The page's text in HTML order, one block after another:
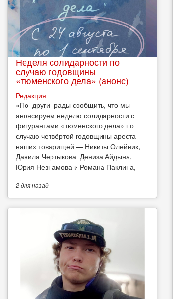
Неделя солидарности по
случаю годовщины
«тюменского дела» (анонс)
Редакция
​«По_други, рады сообщить, что мы
анонсируем неделю солидарности с
фигурантами «тюменского дела» по
случаю четвёртой годовщины ареста
наших товарищей — Никиты Олейник,
Данила Чертыкова, Дениза Айдына,
Юрия Незнамова и Романа Паклина, -
2 дняназад